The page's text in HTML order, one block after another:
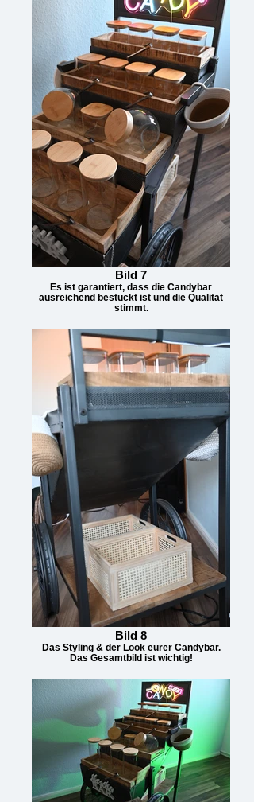
Bild 7
Es ist garantiert, dass die Candybar
ausreichend bestückt ist und die Qualität
stimmt.
Bild 8
Das Styling & der Look eurer Candybar.
Das Gesamtbild ist wichtig!